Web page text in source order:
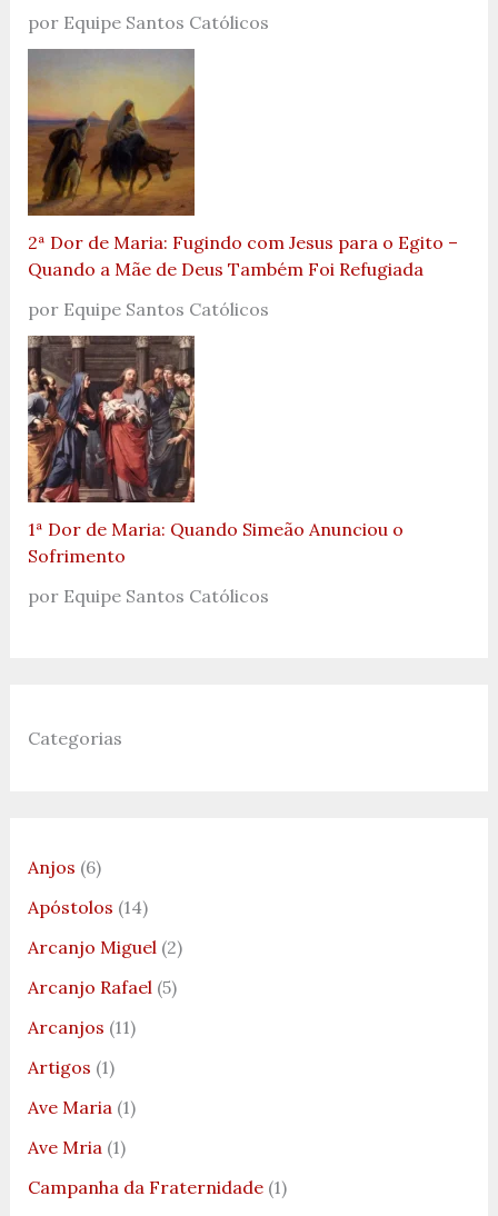
por Equipe Santos Católicos
2ª Dor de Maria: Fugindo com Jesus para o Egito –
Quando a Mãe de Deus Também Foi Refugiada
por Equipe Santos Católicos
1ª Dor de Maria: Quando Simeão Anunciou o
Sofrimento
por Equipe Santos Católicos
Categorias
Anjos (6)
Apóstolos (14)
Arcanjo Miguel(2)
Arcanjo Rafael(5)
Arcanjos (11)
Artigos (1)
Ave Maria(1)
Ave Mria(1)
Campanha da Fraternidade(1)